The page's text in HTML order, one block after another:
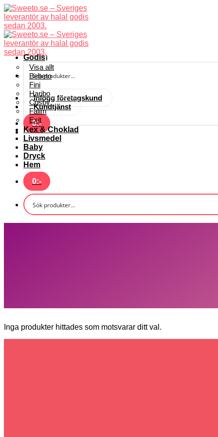
Skip
to
content
Inlogg företagskund
Kundtjänst
0:-
Godis
Visa allt
Bebeto
Fini
Haribo
Cosby
Falim
Exit
Kex & Choklad
Livsmedel
Baby
Dryck
Hem
0:-
Inga produkter hittades som motsvarar ditt val.